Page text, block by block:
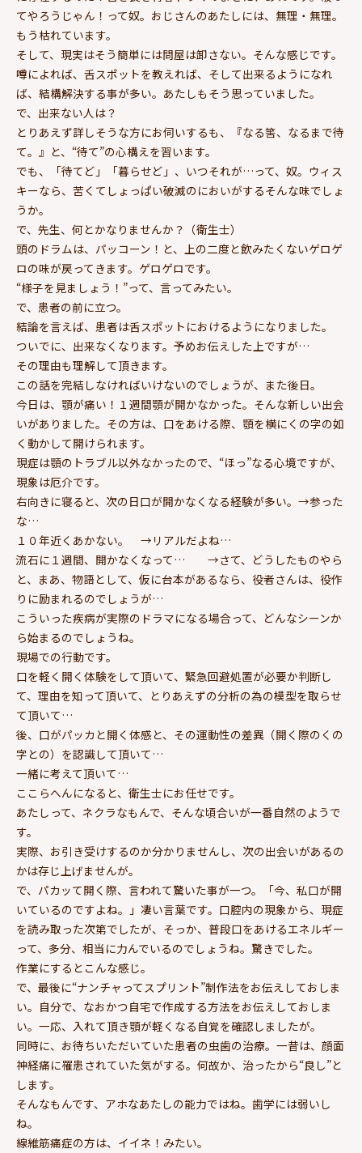
てやろうじゃん！って奴。おじさんのあたしには、無理・無理。
もう枯れています。
そして、現実はそう簡単には問屋は卸さない。そんな感じです。
噂によれば、舌スポットを教えれば、そして出来るようになれ
ば、結構解決する事が多い。あたしもそう思っていました。
で、出来ない人は？
とりあえず詳しそうな方にお伺いするも、『なる筈、なるまで待
て。』と、“待て”の心構えを習います。
でも、「待てど」「暮らせど」、いつそれが…って、奴。ウィス
キーなら、苦くてしょっぱい破滅のにおいがするそんな味でしょ
うか。
で、先生、何とかなりませんか？（衛生士）
頭のドラムは、パッコーン！と、上の二度と飲みたくないゲロゲ
ロの味が戻ってきます。ゲロゲロです。
“様子を見ましょう！”って、言ってみたい。
で、患者の前に立つ。
結論を言えば、患者は舌スポットにおけるようになりました。
ついでに、出来なくなります。予めお伝えした上ですが…
その理由も理解して頂きます。
この話を完結しなければいけないのでしょうが、また後日。
今日は、顎が痛い！１週間顎が開かなかった。そんな新しい出会
いがありました。その方は、口をあける際、顎を横にくの字の如
く動かして開けられます。
現症は顎のトラブル以外なかったので、“ほっ”なる心境ですが、
現象は厄介です。
右向きに寝ると、次の日口が開かなくなる経験が多い。→参った
な…
１０年近くあかない。 →リアルだよね…
流石に１週間、開かなくなって… →さて、どうしたものやら
と、まあ、物語として、仮に台本があるなら、役者さんは、役作
りに励まれるのでしょうが…
こういった疾病が実際のドラマになる場合って、どんなシーンか
ら始まるのでしょうね。
現場での行動です。
口を軽く開く体験をして頂いて、緊急回避処置が必要か判断し
て、理由を知って頂いて、とりあえずの分析の為の模型を取らせ
て頂いて…
後、口がパッカと開く体感と、その運動性の差異（開く際のくの
字との）を認識して頂いて…
一緒に考えて頂いて…
ここらへんになると、衛生士にお任せです。
あたしって、ネクラなもんで、そんな頃合いが一番自然のようで
す。
実際、お引き受けするのか分かりませんし、次の出会いがあるの
かは存じ上げませんが。
で、パカッて開く際、言われて驚いた事が一つ。「今、私口が開
いているのですよね。」凄い言葉です。口腔内の現象から、現症
を読み取った次第でしたが、そっか、普段口をあけるエネルギー
って、多分、相当に力んでいるのでしょうね。驚きでした。
作業にするとこんな感じ。
で、最後に“ナンチャってスプリント”制作法をお伝えしておしま
い。自分で、なおかつ自宅で作成する方法をお伝えしておしま
い。一応、入れて頂き顎が軽くなる自覚を確認しましたが。
同時に、お待ちいただいていた患者の虫歯の治療。一昔は、顔面
神経痛に罹患されていた気がする。何故か、治ったから“良し”と
します。
そんなもんです、アホなあたしの能力ではね。歯学には弱いし
ね。
線維筋痛症の方は、イイネ！みたい。